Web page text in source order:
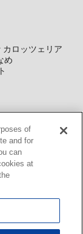
カロッツェリア
め
システム向け地
DB 住所確認
of
and for
can
at